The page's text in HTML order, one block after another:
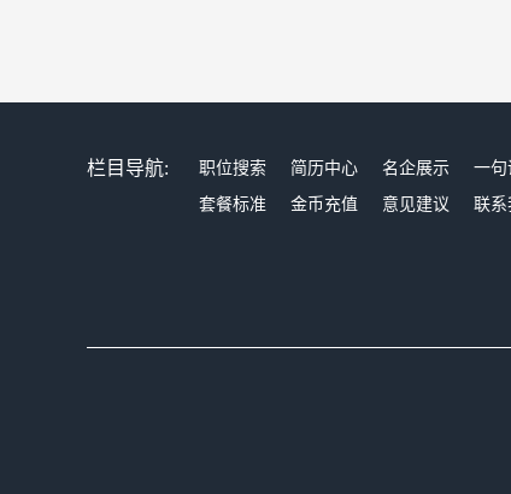
栏目导航: 职位搜索 简历中心 名企展示 一句
套餐标准
金币充值 意见建议 联系